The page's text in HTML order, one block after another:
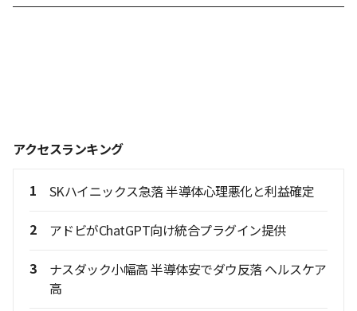
アクセスランキング
1 SKハイニックス急落 半導体心理悪化と利益確定
2 アドビがChatGPT向け統合プラグイン提供
3
ナスダック小幅高 半導体安でダウ反落 ヘルスケア
高